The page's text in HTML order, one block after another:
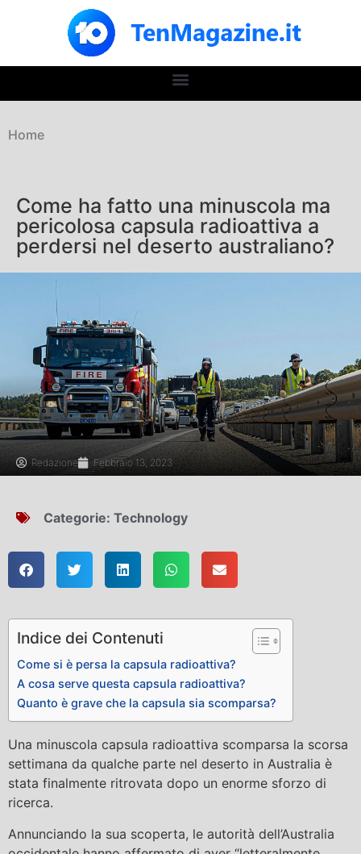
Home
Come ha fatto una minuscola ma
pericolosa capsula radioattiva a
perdersi nel deserto australiano?
Redazione Febbraio 13, 2023
Categorie: Technology
Indice dei Contenuti
Come si è persa la capsula radioattiva?
A cosa serve questa capsula radioattiva?
Quanto è grave che la capsula sia scomparsa?
Una minuscola capsula radioattiva scomparsa la scorsa
settimana da qualche parte nel deserto in Australia è
stata finalmente ritrovata dopo un enorme sforzo di
ricerca.
Annunciando la sua scoperta, le autorità dell’Australia